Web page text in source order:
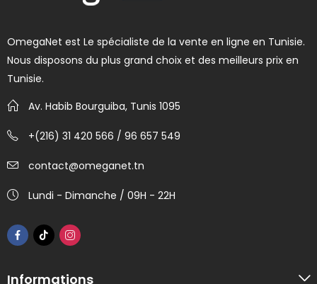
OmegaNet est Le spécialiste de la vente en ligne en Tunisie.
Nous disposons du plus grand choix et des meilleurs prix en
Tunisie.
Av. Habib Bourguiba, Tunis 1095
+(216) 31 420 566 / 96 657 549
contact@omeganet.tn
Lundi - Dimanche / 09H - 22H
Informations